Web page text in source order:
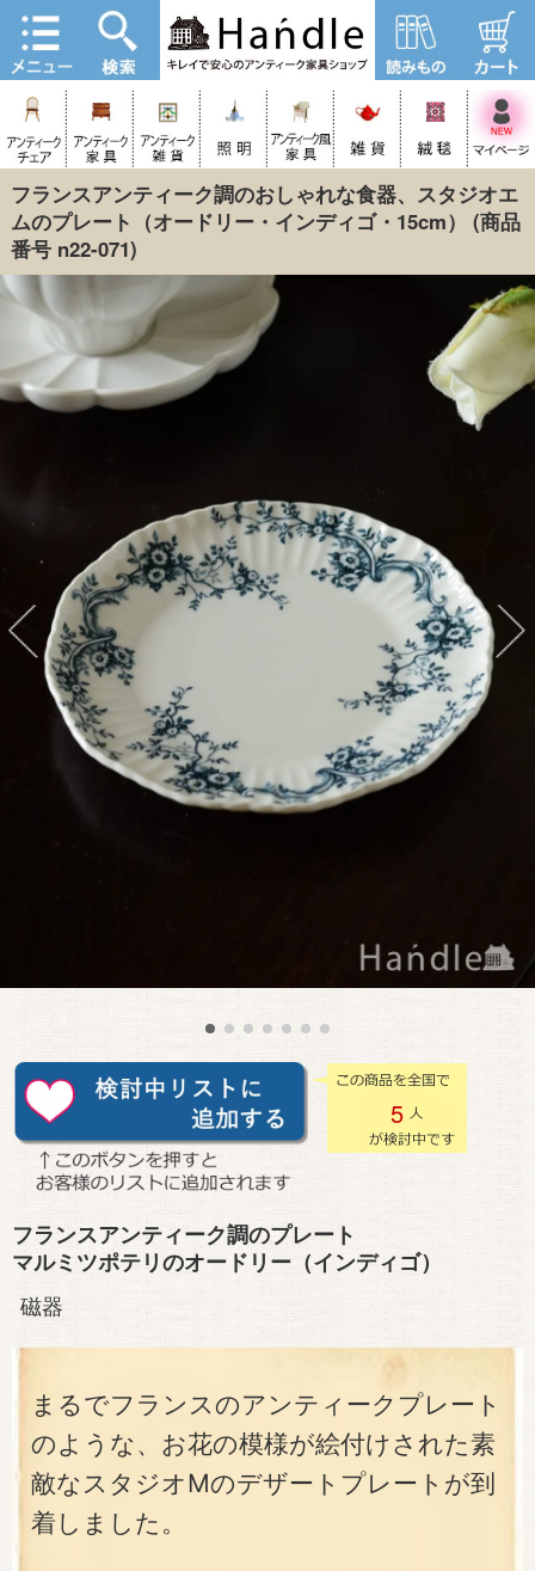
フランスアンティーク調のおしゃれな食器、スタジオエ
ムのプレート（オードリー・インディゴ・15cm）
(商品
番号 n22-071)
5
フランスアンティーク調のプレート
マルミツポテリのオードリー（インディゴ）
磁器
まるでフランスのアンティークプレート
のような、お花の模様が絵付けされた素
敵なスタジオMのデザートプレートが到
着しました。